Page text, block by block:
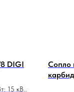
DIGI
15 кВт
Сопло